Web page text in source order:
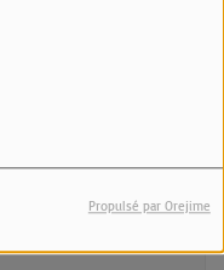
Propulsé par Orejime